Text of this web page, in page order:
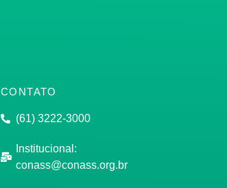
CONTATO
(61) 3222-3000
Institucional:
conass@conass.org.br